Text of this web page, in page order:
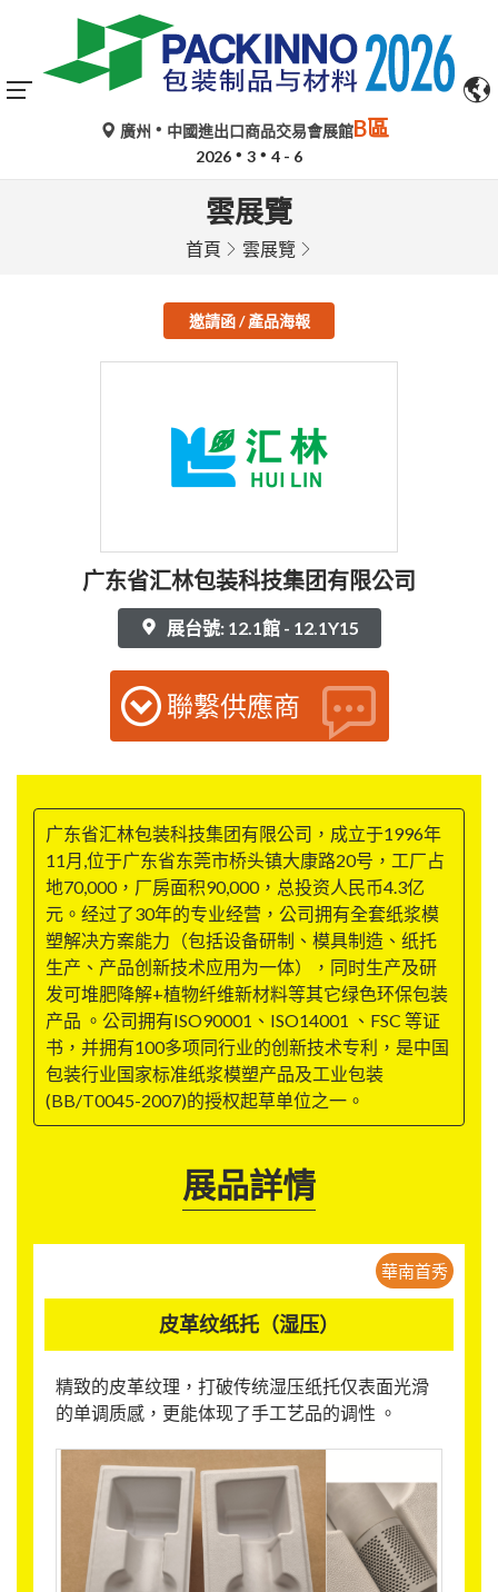
廣州 中國進出口商品交易會展館B區
2026 3 4 - 6
雲展覽
首頁 雲展覽
邀請函 / 產品海報
广东省汇林包装科技集团有限公司
展台號: 12.1館 - 12.1Y15
聯繫供應商
广东省汇林包装科技集团有限公司，成立于1996年
11月,位于广东省东莞市桥头镇大康路20号，工厂占
地70,000，厂房面积90,000，总投资人民币4.3亿
元。经过了30年的专业经营，公司拥有全套纸浆模
塑解决方案能力（包括设备研制、模具制造、纸托
生产、产品创新技术应用为一体），同时生产及研
发可堆肥降解+植物纤维新材料等其它绿色环保包装
产品 。公司拥有ISO90001、ISO14001 、FSC 等证
书，并拥有100多项同行业的创新技术专利，是中国
包装行业国家标准纸浆模塑产品及工业包装
(BB/T0045-2007)的授权起草单位之一。
展品詳情
華南首秀
皮革纹纸托（湿压）
精致的皮革纹理，打破传统湿压纸托仅表面光滑
的单调质感，更能体现了手工艺品的调性 。